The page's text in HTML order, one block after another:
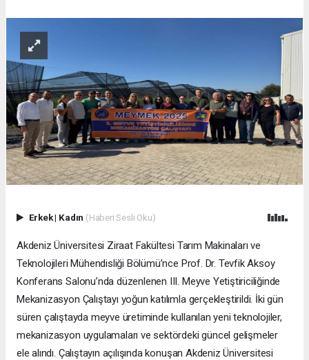
Erkek| Kadın (Haberi Sesli Oku)
Akdeniz Üniversitesi Ziraat Fakültesi Tarım Makinaları ve
Teknolojileri Mühendisliği Bölümü’nce Prof. Dr. Tevfik Aksoy
Konferans Salonu’nda düzenlenen III. Meyve Yetiştiriciliğinde
Mekanizasyon Çalıştayı yoğun katılımla gerçekleştirildi. İki gün
süren çalıştayda meyve üretiminde kullanılan yeni teknolojiler,
mekanizasyon uygulamaları ve sektördeki güncel gelişmeler
ele alındı. Çalıştayın açılışında konuşan Akdeniz Üniversitesi